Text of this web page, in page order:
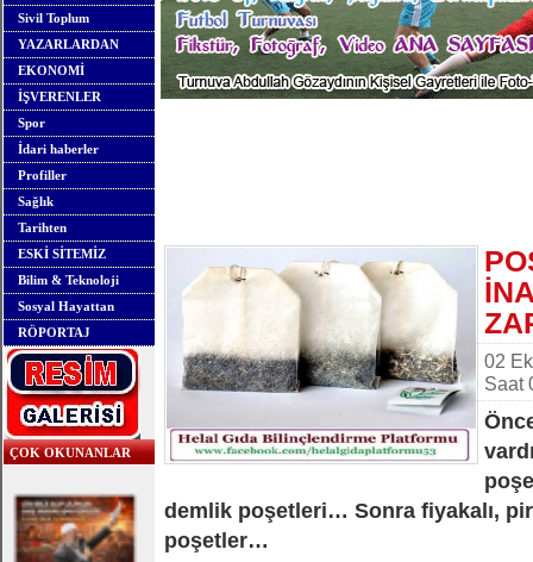
Sivil Toplum
YAZARLARDAN
EKONOMİ
İŞVERENLER
Spor
İdari haberler
Profiller
Sağlık
Tarihten
ESKİ SİTEMİZ
Bilim & Teknoloji
Sosyal Hayattan
RÖPORTAJ
ÇOK OKUNANLAR
02
Saat
demlik poşetleri… Sonra fiyakalı,
poşetler…